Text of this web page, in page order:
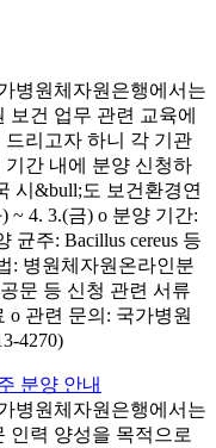
병원체자원은행에서는
건 업무 관련 교육에
리고자 하니 각 기관
간 내에 분양 신청하
시&bull;도 보건환경연
~ 4. 3.(금) o 분양 기간:
균주: Bacillus cereus 등
: 병원체자원온라인분
문 등 신청 관련 서류
o 관련 문의: 국가병원
4270)
분양 안내
병원체자원은행에서는
인력 양성을 목적으로